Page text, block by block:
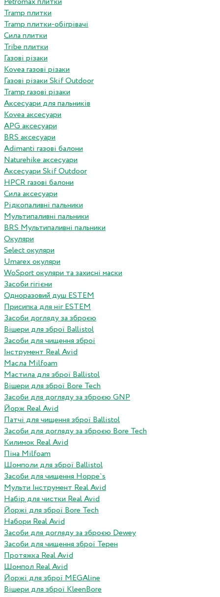
Tramp плитки
Tramp плитки-обігрівачі
Сила плитки
Tribe плитки
Газові різаки
Kovea газові різаки
Газові різаки Skif Outdoor
Tramp газові різаки
Аксесуари для пальників
Kovea аксесуари
APG аксесуари
BRS аксесуари
Adimanti газові балони
Naturehike аксесуари
Аксесуари Skif Outdoor
HPCR газові балони
Сила аксесуари
Рідкопаливні пальники
Мультипаливні пальники
BRS Мультипаливні пальники
Окуляри
Select окуляри
Umarex окуляри
WoSport окуляри та захисні маски
Засоби гігієни
Одноразовий душ ESTEM
Присипка для ніг ESTEM
Засоби догляду за зброєю
Вішери для зброї Ballistol
Засоби для чищення зброї
Інструмент Real Avid
Масла Milfoam
Мастила для зброї Ballistol
Вішери для зброї Bore Tech
Засоби для догляду за зброєю GNP
Йорж Real Avid
Патчі для чищення зброї Ballistol
Засоби для догляду за зброєю Bore Tech
Килимок Real Avid
Піна Milfoam
Шомполи для зброї Ballistol
Засоби для чищення Hoppe`s
Мульти Інструмент Real Avid
Набір для чистки Real Avid
Йоржі для зброї Bore Tech
Набори Real Avid
Засоби для догляду за зброєю Dewey
Засоби для чищення зброї Терен
Протяжка Real Avid
Шомпол Real Avid
Йоржі для зброї MEGAline
Вішери для зброї KleenBore